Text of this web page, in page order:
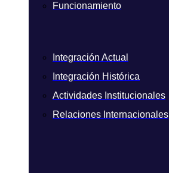
Funcionamiento
Integración Actual
Integración Histórica
Actividades Institucionales
Relaciones Internacionales